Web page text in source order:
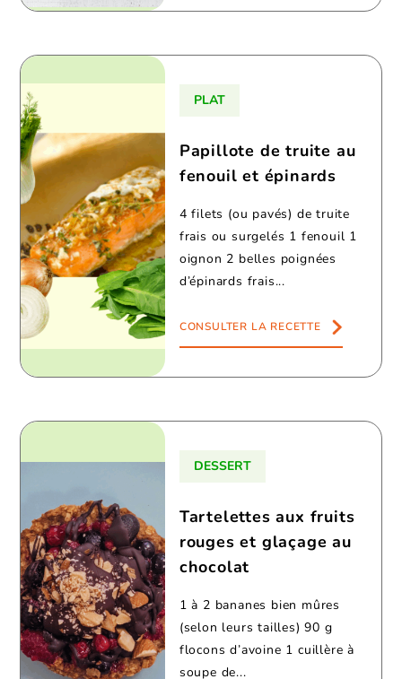
PLAT
Papillote de truite au
fenouil et épinards
4 filets (ou pavés) de truite
frais ou surgelés 1 fenouil 1
oignon 2 belles poignées
d’épinards frais...
CONSULTER LA RECETTE
DESSERT
Tartelettes aux fruits
rouges et glaçage au
chocolat
1 à 2 bananes bien mûres
(selon leurs tailles) 90 g
flocons d’avoine 1 cuillère à
soupe de...